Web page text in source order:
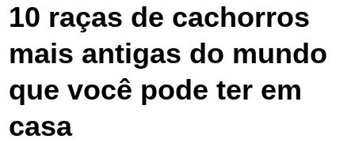
10 raças de cachorros
mais antigas do mundo
que você pode ter em
casa